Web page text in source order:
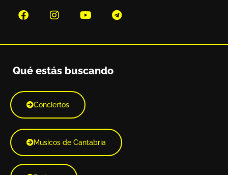
Qué estás buscando
Conciertos
Musicos de Cantabria